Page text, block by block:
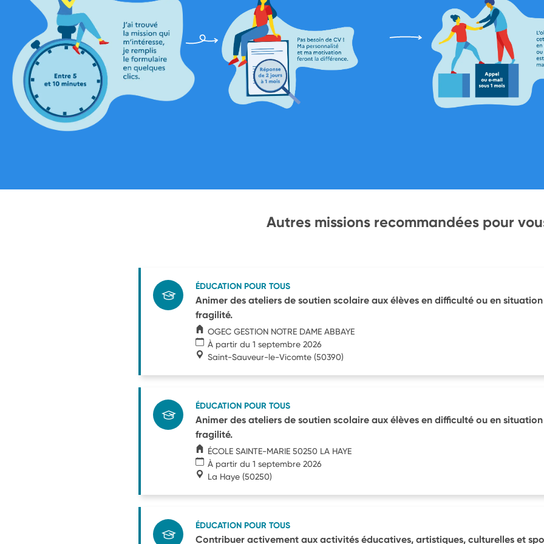
Autres missions recommandées pour
ÉDUCATION POUR TOUS
Animer des ateliers de soutien scolaire aux élèves en difficulté ou en
fragilité.
OGEC GESTION NOTRE DAME ABBAYE
À partir du 1 septembre 2026
Saint-Sauveur-le-Vicomte (50390)
ÉDUCATION POUR TOUS
Animer des ateliers de soutien scolaire aux élèves en difficulté ou en
fragilité.
ÉCOLE SAINTE-MARIE 50250 LA HAYE
À partir du 1 septembre 2026
La Haye (50250)
ÉDUCATION POUR TOUS
Contribuer activement aux activités éducatives, artistiques, culturelles et